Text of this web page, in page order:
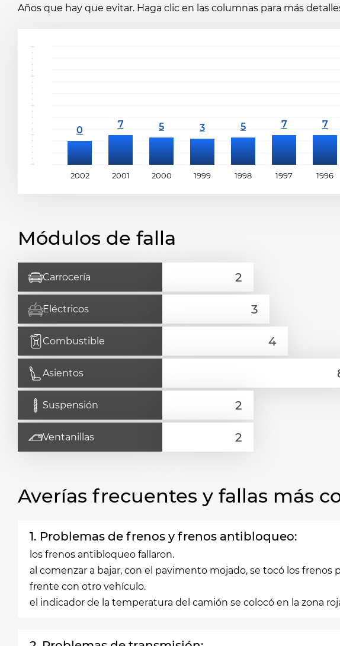
Años que hay que evitar. Haga clic en las columnas para más
2002 2001 2000 1999 1998 1997 1996
Módulos de falla
Carrocería
Eléctricos
Combustible
Asientos
Suspensión
Ventanillas
Averías frecuentes y fallas más
1. Problemas de frenos y frenos antibloqueo:
los frenos antibloqueo fallaron.
al comenzar a bajar, con el pavimento mojado, se tocó los
frente con otro vehículo.
el indicador de la temperatura del camión se colocó en la zona